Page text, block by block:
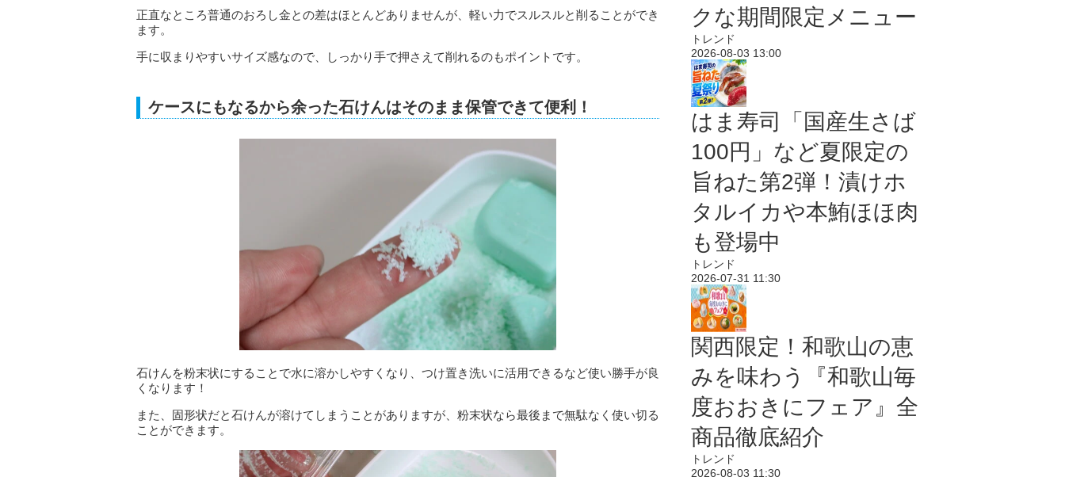
正直なところ普通のおろし金との差はほとんどありませんが、軽い力でスルスルと削ることができ
ます。
手に収まりやすいサイズ感なので、しっかり手で押さえて削れるのもポイントです。
ケースにもなるから余った石けんはそのまま保管できて便利！
石けんを粉末状にすることで水に溶かしやすくなり、つけ置き洗いに活用できるなど使い勝手が良
くなります！
また、固形状だと石けんが溶けてしまうことがありますが、粉末状なら最後まで無駄なく使い切る
ことができます。
クな期間限定メニュー
トレンド
2026-08-03 13:00
はま寿司「国産生さば
100円」など夏限定の
旨ねた第2弾！漬けホ
タルイカや本鮪ほほ肉
も登場中
トレンド
2026-07-31 11:30
関西限定！和歌山の恵
みを味わう『和歌山毎
度おおきにフェア』全
商品徹底紹介
トレンド
2026-08-03 11:30